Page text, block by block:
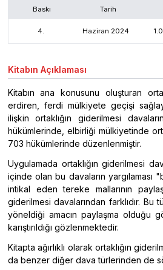
Baskı Tarih
4. Haziran 2024
Kitabın Açıklaması
Kitabın ana konusunu oluşturan
erdiren, ferdi mülkiyete geçişi
ilişkin ortaklığın giderilmesi
hükümlerinde, elbirliği mülkiyetinde
703 hükümlerinde düzenlenmiştir.
Uygulamada ortaklığın giderilmesi
içinde olan bu davaların yargılaması
intikal eden tereke mallarının
giderilmesi davalarından farklıdır. Bu
yöneldiği amacın paylaşma olduğu
karıştırıldığı gözlenmektedir.
Kitapta ağırlıklı olarak ortaklığın
da benzer diğer dava türlerinden de